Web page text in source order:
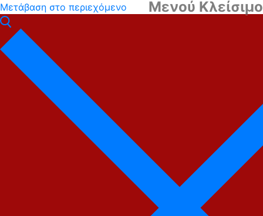
Μετάβαση στο περιεχόμενο Μενού Κλείσιμο